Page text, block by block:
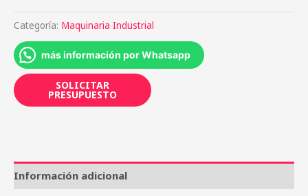
Categoría: Maquinaria Industrial
más información por Whatsapp
Información adicional